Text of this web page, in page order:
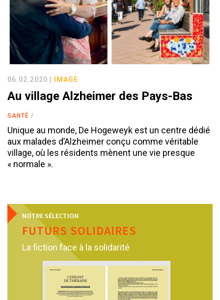
06.02.2020 | IMAGE
Au village Alzheimer des Pays-Bas
SANTÉ
Unique au monde, De Hogeweyk est un centre dédié
aux malades d’Alzheimer conçu comme véritable
village, où les résidents mènent une vie presque
« normale ».
NOTRE SÉLECTION
FUTURS SOLIDAIRES
La fiction face à la solidarité